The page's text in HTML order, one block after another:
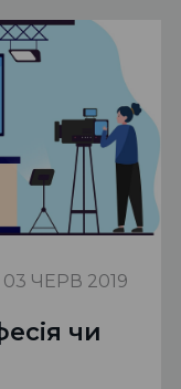
03 ЧЕРВ 2019
чи